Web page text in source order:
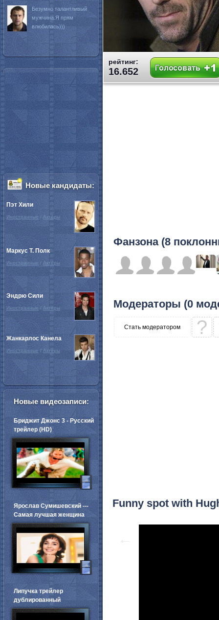
рейтинг:
16.652
Фанзона (8
Модераторы (0
Стать модератором ?
Funny spot with
Безумно талантливый
мужчина.Я прям
влюбилась)))
Новые кандидаты:
Пэт Хили
Иностранные / Актёры
Маркус Т. Полк
Иностранные / Актёры
Эндрю Сили
Иностранные / Актёры
Жанкарлос Канела
Иностранные / Актёры
Новые видеозаписи:
Бриджит Джонс 3 - Русский
трейлер (HD)
Ярослав Сумишевский ---
Самая лучшая женщина
Липучка трейлер
дублированный